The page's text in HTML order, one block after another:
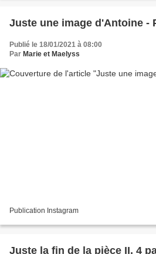
Juste une image d'Antoine -
Publié le 18/01/2021 à 08:00
Par Marie et Maelyss
Publication Instagram
Juste la fin de la pièce II, 4